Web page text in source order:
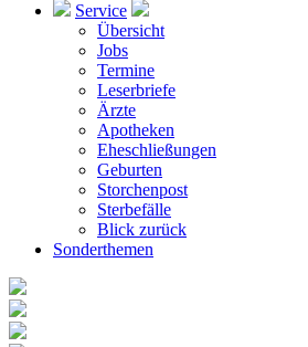
Service
Übersicht
Jobs
Termine
Leserbriefe
Ärzte
Apotheken
Eheschließungen
Geburten
Storchenpost
Sterbefälle
Blick zurück
Sonderthemen